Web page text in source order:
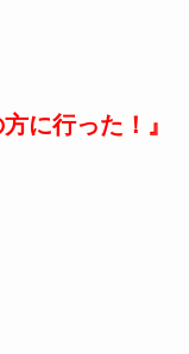
に行った！』